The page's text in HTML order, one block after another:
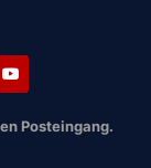
Posteingang.